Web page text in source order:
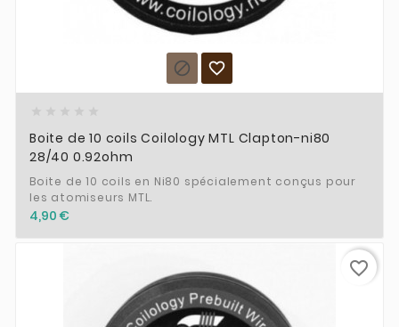
 
Boite de 10 coils Coilology MTL Clapton-ni80
28/40 0.92ohm
Boite de 10 coils en Ni80 spécialement conçus pour
les atomiseurs MTL.
4,90 €
favorite_border